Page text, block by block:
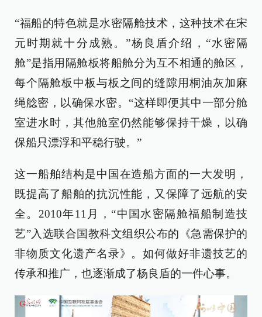
“福船的特色就是水密隔舱技术，这种技术在宋
元时期就十分成熟。”杨良盾介绍，“水密隔
舱”是指用隔舱板将船舱分为互不相通的舱区，
每个隔舱板中板与板之间的缝隙用桐油灰加麻
绳艌密，以确保水密。“这样即便其中一部分舱
室进水时，其他舱室仍然能够保持干燥，以确
保船只漂浮和平稳行驶。”
这一船舶结构是中国在造船方面的一大发明，
既提高了船舶的抗沉性能，又保障了远航的安
全。2010年11月，“中国水密隔舱福船制造技
艺”入选联合国教科文组织公布的《急需保护的
非物质文化遗产名录》。如何做好非遗技艺的
传承和推广，也逐渐成了杨良盾的一件心事。